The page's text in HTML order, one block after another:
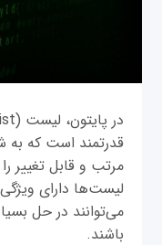
قدرتمند است که به
مرتب و قابل تغییر
لیست‌ها دارای
می‌توانند در حل
باشند.